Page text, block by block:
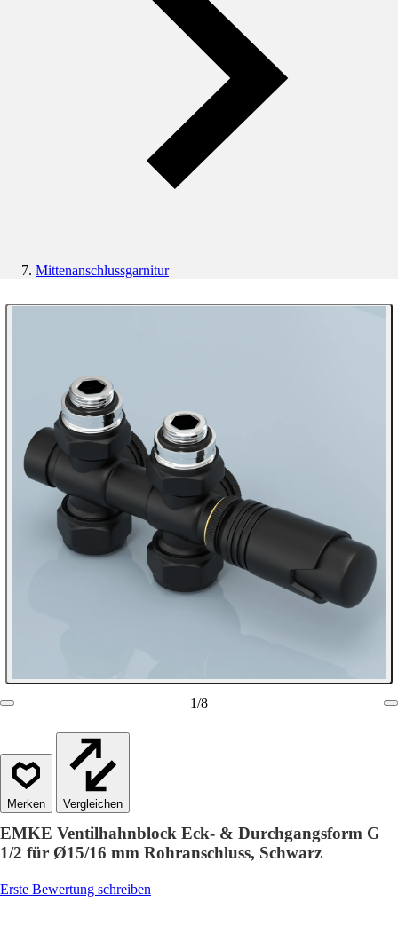
Mittenanschlussgarnitur
1/8
Vergleichen
EMKE Ventilhahnblock Eck- & Durchgangsform G
1/2 für Ø15/16 mm Rohranschluss, Schwarz
Erste Bewertung schreiben